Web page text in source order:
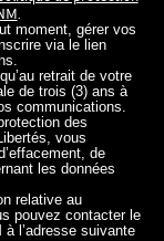
.
moment, gérer vos
via le lien
retrait de votre
de trois (3) ans à
communications.
des
vous
de
les données
relative au
pouvez contacter le
l’adresse suivante